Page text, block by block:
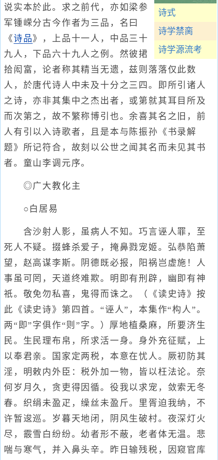
诗式
诗学禁脔
诗学源流考
说实本於此。求之前代，亦如梁参
军锺嵘分古今作者为三品，名曰
《诗品》，上品十一人，中品三十
九人，下品六十九人之例。然彼捃
拾闳富，论者称其精当无遗，兹则落落仅此数
人，於唐代诗人中未及十分之三四。即所引诸人
之诗，亦非其集中之杰出者，或第就其耳目所及
而次第之，故不繁称博引也。余喜其名之旧，前
人有引以入诗歌者，且是本与陈振孙《书录解
题》所记符合，故刻以公世之闻其名而未见其书
者。童山李调元序。
◎广大教化主
○白居易
含沙射人影，虽病人不知。巧言诬人罪，至
死人不疑。掇蜂杀爱子，掩鼻戮宠姬。弘恭陷萧
望，赵高谋李斯。阴德既必报，阳祸岂虚施！人
事虽可罔，天道终难欺。明即有刑辟，幽即有神
祇。敬免勿私喜，鬼得而诛之。（《读史诗》按
此《读史诗》第四首。“诬人”，本集作“构人”。
两“即”字俱作“则”字。）厚地植桑麻，所要济生
民。生民理布帛，所求活一身。身外充征赋，上
以奉君亲。国家定两税，本意在忧人。厥初防其
淫，明敕内外臣：税外加一物，皆以枉法论。奈
何岁月久，贪吏得因循。役我以求宠，敛索无冬
春。织绢未盈疋，缲丝未盈斤。里胥迫我纳，不
许暂逡巡。岁暮天地闭，阴风生破村。夜深灯火
尽，霰雪白纷纷。幼者形不蔽，老者体无温。悲
喘与寒气，并入鼻头辛。昨日输残税，因窥官库